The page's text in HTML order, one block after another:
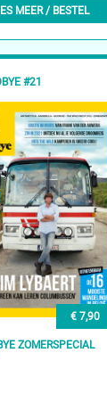
MEER / BESTEL
#21
€ 7,90
ZOMERSPECIAL